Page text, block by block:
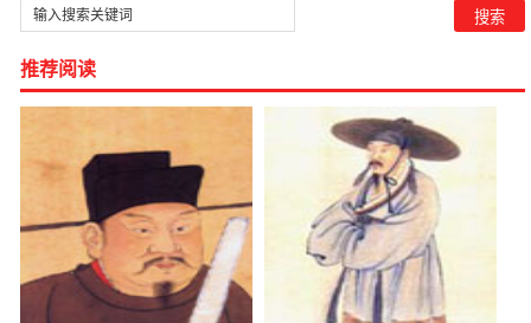
推荐阅读